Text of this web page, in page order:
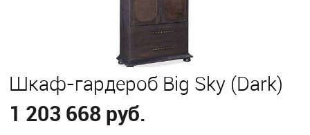
Шкаф-гардероб Big Sky (Dark)
1 203 668 руб.